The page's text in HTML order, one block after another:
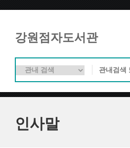
강원점자도서관
인사말